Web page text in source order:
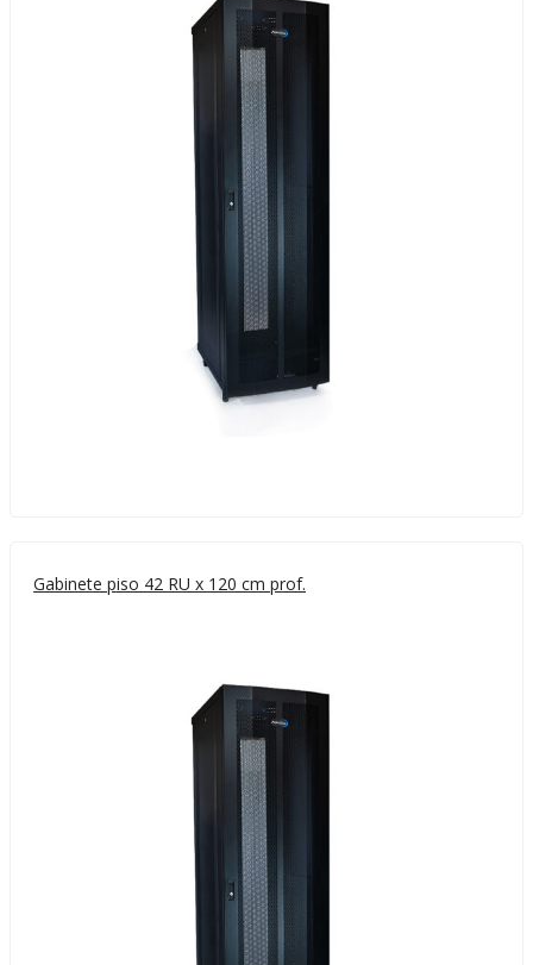
Gabinete piso 42 RU x 120 cm prof.